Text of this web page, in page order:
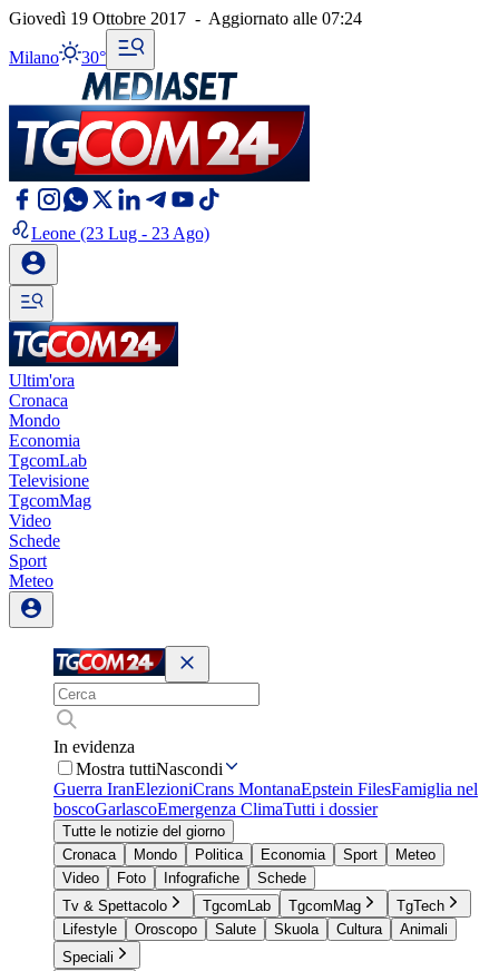
Giovedì 19 Ottobre 2017 - Aggiornato alle 07:24
Milano 30°
Leone (23 Lug - 23 Ago)
Ultim'ora
Cronaca
Mondo
Economia
TgcomLab
Televisione
TgcomMag
Video
Schede
Sport
Meteo
In evidenza
Mostra tuttiNascondi
Guerra IranElezioniCrans MontanaEpstein FilesFamiglia nel
boscoGarlascoEmergenza ClimaTutti i dossier
Tutte le notizie del giorno
Cronaca
Mondo Politica Economia Sport
Meteo
Video
Foto Infografiche
Schede
Tv & Spettacolo
TgcomLab TgcomMag
TgTech
Lifestyle
Oroscopo Salute Skuola Cultura
Animali
Speciali